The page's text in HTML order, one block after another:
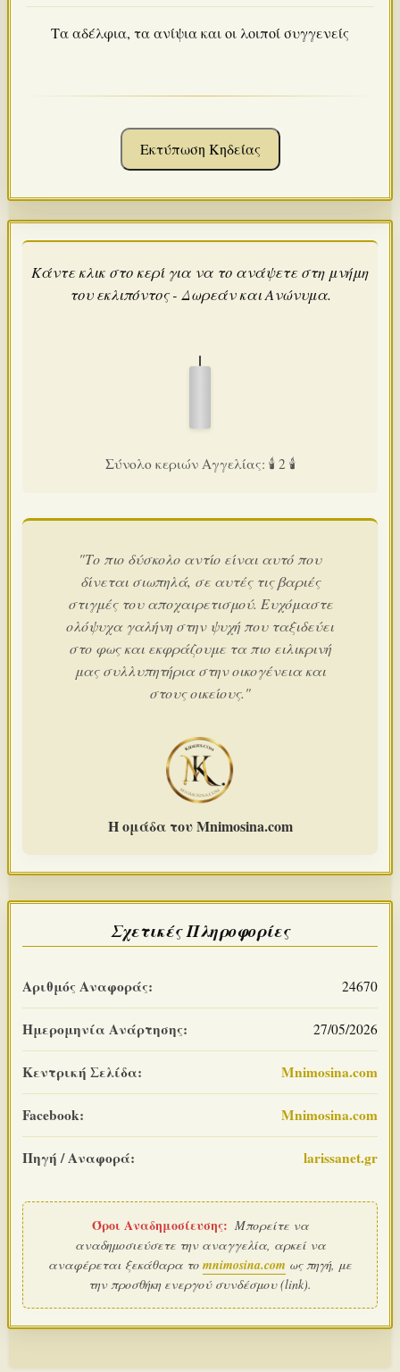
Τα αδέλφια, τα ανίψια και οι λοιποί συγγενείς
Εκτύπωση Κηδείας
Κάντε κλικ στο κερί για να το ανάψετε στη μνήμη
του εκλιπόντος - Δωρεάν και Ανώνυμα.
Σύνολο κεριών Αγγελίας: 🕯️ 2 🕯️
"Το πιο δύσκολο αντίο είναι αυτό που
δίνεται σιωπηλά, σε αυτές τις βαριές
στιγμές του αποχαιρετισμού. Ευχόμαστε
ολόψυχα γαλήνη στην ψυχή που ταξιδεύει
στο φως και εκφράζουμε τα πιο ειλικρινή
μας συλλυπητήρια στην οικογένεια και
στους οικείους."
Η ομάδα του Mnimosina.com
Σχετικές Πληροφορίες
Αριθμός Αναφοράς: 24670
Ημερομηνία Ανάρτησης: 27/05/2026
Κεντρική Σελίδα: Mnimosina.com
Facebook: Mnimosina.com
Πηγή / Αναφορά: larissanet.gr
Όροι Αναδημοσίευσης: Μπορείτε να
αναδημοσιεύσετε την αναγγελία, αρκεί να
αναφέρεται ξεκάθαρα το mnimosina.com ως πηγή, με
την προσθήκη ενεργού συνδέσμου (link).